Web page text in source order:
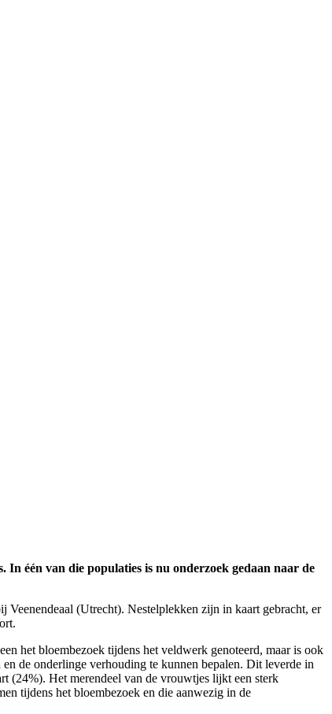
één van die populaties is nu onderzoek gedaan naar de
Veenendeaal (Utrecht). Nestelplekken zijn in kaart gebracht, er
het bloembezoek tijdens het veldwerk genoteerd, maar is ook
de onderlinge verhouding te kunnen bepalen. Dit leverde in
(24%). Het merendeel van de vrouwtjes lijkt een sterk
tijdens het bloembezoek en die aanwezig in de